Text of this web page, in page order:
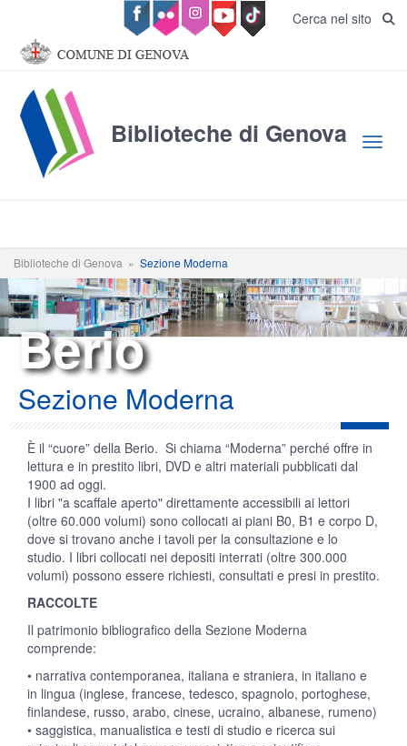
Salta al contenuto principale Cerca nel sito
Biblioteche di Genova
Biblioteche di Genova » Sezione Moderna
Berio
Sezione Moderna
È il “cuore” della Berio. Si chiama “Moderna” perché offre in
lettura e in prestito libri, DVD e altri materiali pubblicati dal
1900 ad oggi.
I libri "a scaffale aperto" direttamente accessibili ai lettori
(oltre 60.000 volumi) sono collocati ai piani B0, B1 e corpo D,
dove si trovano anche i tavoli per la consultazione e lo
studio. I libri collocati nei depositi interrati (oltre 300.000
volumi) possono essere richiesti, consultati e presi in prestito.
RACCOLTE
Il patrimonio bibliografico della Sezione Moderna
comprende:
• narrativa contemporanea, italiana e straniera, in italiano e
in lingua (inglese, francese, tedesco, spagnolo, portoghese,
finlandese, russo, arabo, cinese, ucraino, albanese, rumeno)
• saggistica, manualistica e testi di studio e ricerca sui